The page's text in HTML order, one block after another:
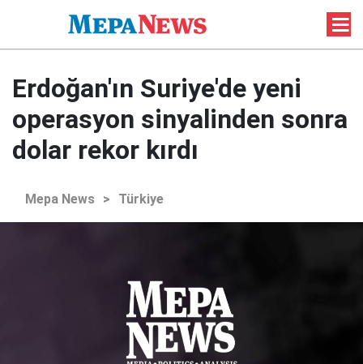
Erdoğan'ın Suriye'de yeni
operasyon sinyalinden sonra
dolar rekor kırdı
Mepa News > Türkiye